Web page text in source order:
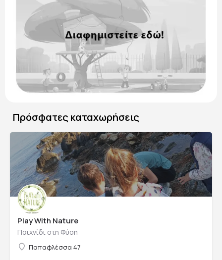
Πρόσφατες καταχωρήσεις
Play With Nature
Παιχνίδι στη Φύση
Παπαφλέσσα 47